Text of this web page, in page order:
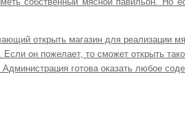
открыть магазин для реализации
он пожелает, то сможет открыть
готова оказать любое